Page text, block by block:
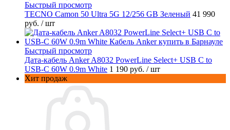
Быстрый просмотр
TECNO Camon 50 Ultra 5G 12/256 GB Зеленый 41 990
руб. / шт
Быстрый просмотр
Дата-кабель Anker A8032 PowerLine Select+ USB C to
USB-C 60W 0.9m White 1 190 руб. / шт
Хит продаж